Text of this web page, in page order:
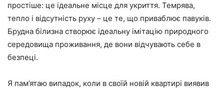
простіше: це ідеальне місце для укриття. Темрява,
тепло і відсутність руху – це те, що приваблює павуків.
Брудна білизна створює ідеальну імітацію природного
середовища проживання, де вони відчувають себе в
безпеці.
Я пам’ятаю випадок, коли в своїй новій квартирі виявив